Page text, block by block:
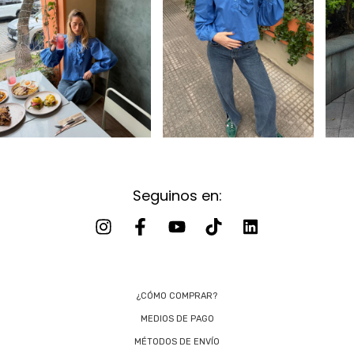
Seguinos en:
¿CÓMO COMPRAR?
MEDIOS DE PAGO
MÉTODOS DE ENVÍO